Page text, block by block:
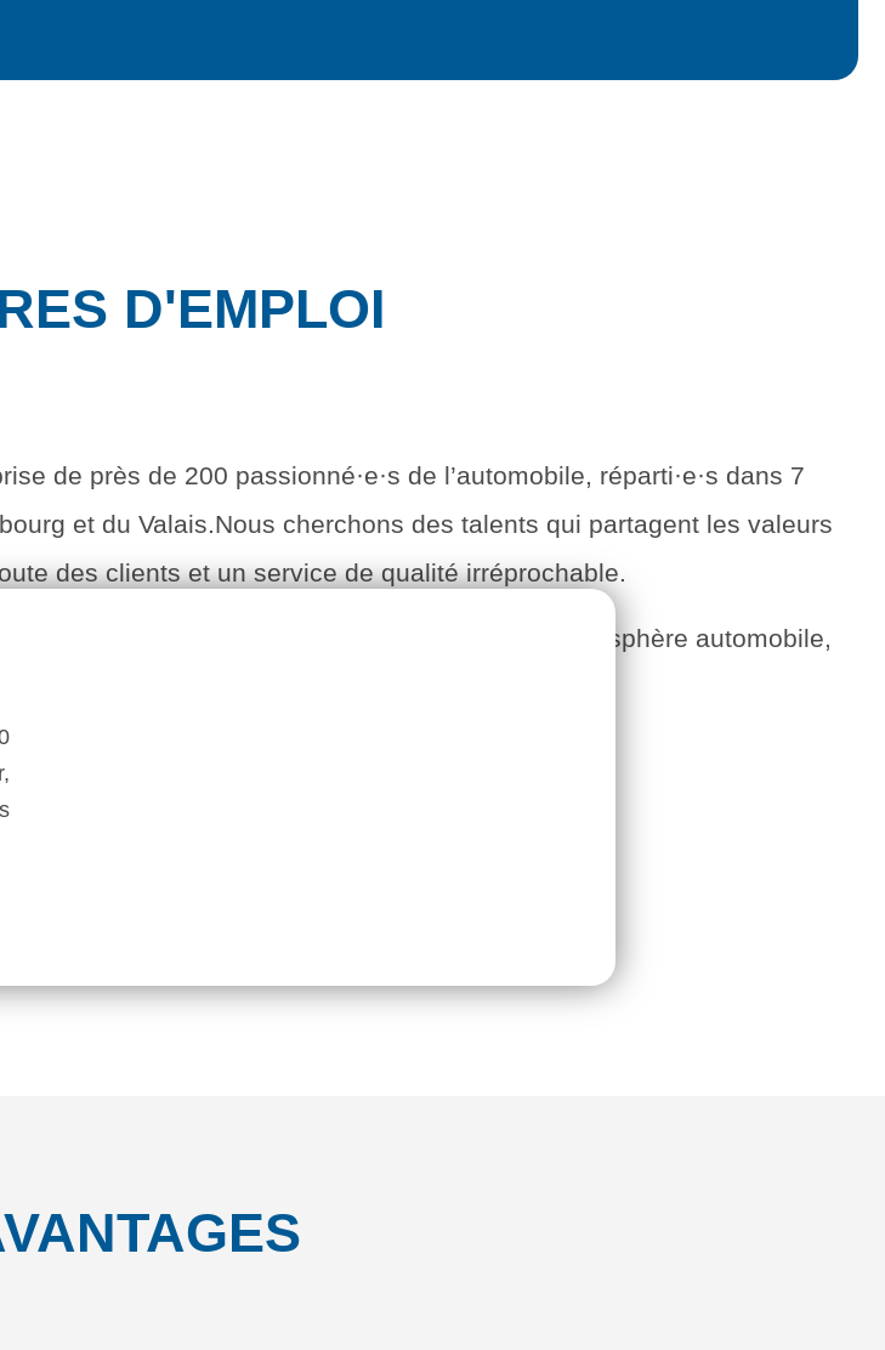
D'EMPLOI
de près de 200 passionné·e·s de l’automobile, réparti·e·s dans 7
et du Valais.Nous cherchons des talents qui partagent les valeurs
des clients et un service de qualité irréprochable.
du groupe DIMAB, manifestant la passion pour la sphère automobile,
au cœur de nos préoccupations et ambitions.